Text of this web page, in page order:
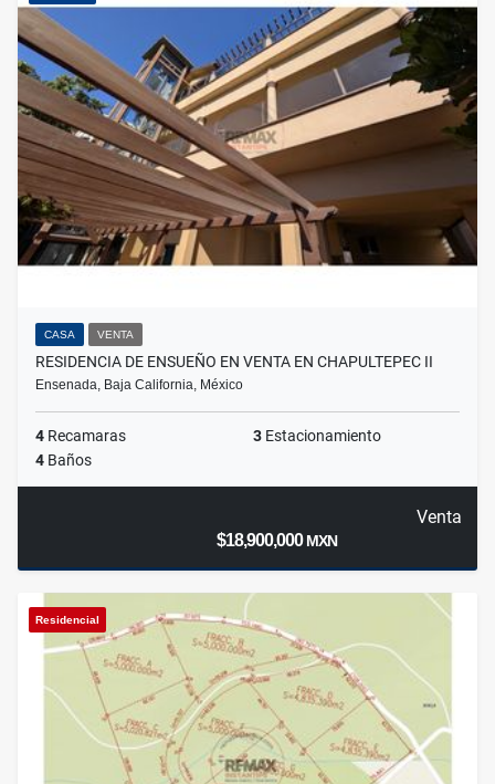
CASA VENTA
RESIDENCIA DE ENSUEÑO EN VENTA EN CHAPULTEPEC II
Ensenada, Baja California, México
4 Recamaras 3 Estacionamiento
4 Baños
Venta
$18,900,000MXN
Residencial